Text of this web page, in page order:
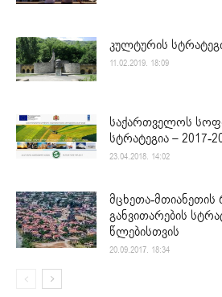
კულტურის
11.02.2019. 18:09
საქართველოს
სტრატეგია – 2017-
23.04.2018. 14:02
მცხეთა-მთიანეთის
განვითარების
წლებისთვის
20.09.2017. 18:34